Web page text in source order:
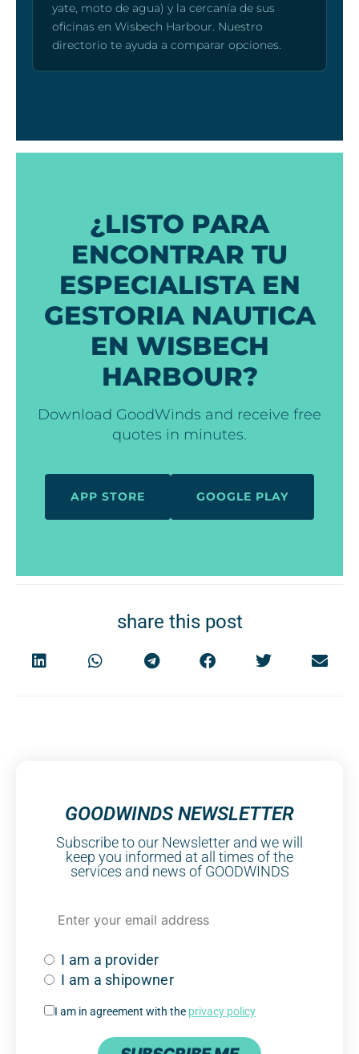
yate, moto de agua) y la cercanía de sus
oficinas en Wisbech Harbour. Nuestro
directorio te ayuda a comparar opciones.
¿LISTO PARA
ENCONTRAR TU
ESPECIALISTA EN
GESTORIA NAUTICA
EN WISBECH
HARBOUR?
Download GoodWinds and receive free
quotes in minutes.
APP STORE GOOGLE PLAY
share this post
GOODWINDS NEWSLETTER
Subscribe to our Newsletter and we will
keep you informed at all times of the
services and news of GOODWINDS
I am a provider
I am a shipowner
I am in agreement with the privacy policy